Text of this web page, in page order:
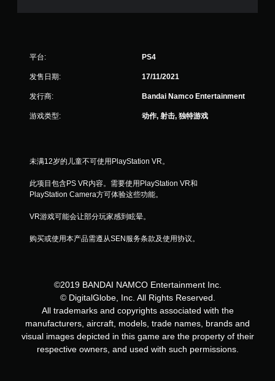
平台: PS4
发售日期: 17/11/2021
发行商: Bandai Namco Entertainment
游戏类型: 动作, 射击, 独特游戏
未满12岁的儿童不可使用PlayStation VR。
此项目包含PS VR内容。需要使用PlayStation VR和
PlayStation Camera方可体验这些功能。
VR游戏可能会让部分玩家感到眩晕。
购买或使用本产品需遵从SEN服务条款及使用协议。
©2019 BANDAI NAMCO Entertainment Inc.
© DigitalGlobe, Inc. All Rights Reserved.
All trademarks and copyrights associated with the
manufacturers, aircraft, models, trade names, brands and
visual images depicted in this game are the property of their
respective owners, and used with such permissions.